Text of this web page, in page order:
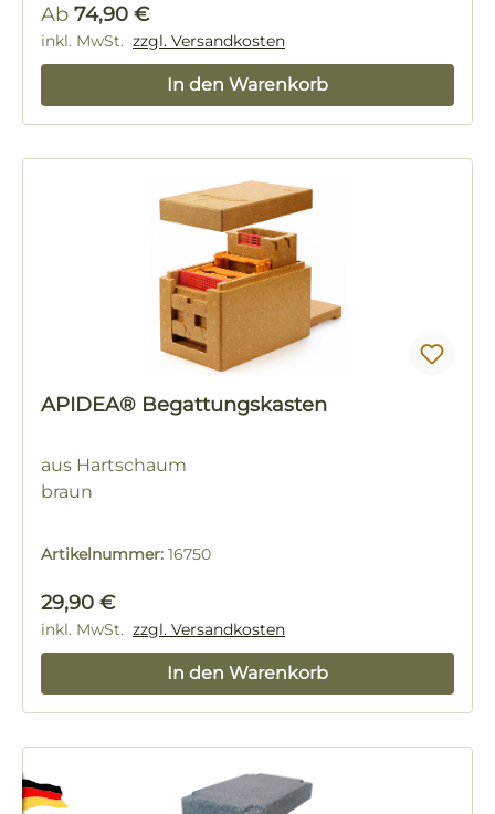
Regulärer Preis:
Ab 74,90 €
inkl. MwSt. zzgl. Versandkosten
In den Warenkorb
APIDEA® Begattungskasten
aus Hartschaum
braun
Artikelnummer: 16750
Regulärer Preis:
29,90 €
inkl. MwSt. zzgl. Versandkosten
In den Warenkorb